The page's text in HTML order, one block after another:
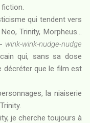
qui tendent vers
Trinity, Morpheus...
wink-wink-nudge-nudge
qui, sans sa dose
décréter que le film est
la niaiserie
je cherche toujours à